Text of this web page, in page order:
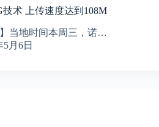
术 上传速度达到108M
】当地时间本周三，诺…
5月6日